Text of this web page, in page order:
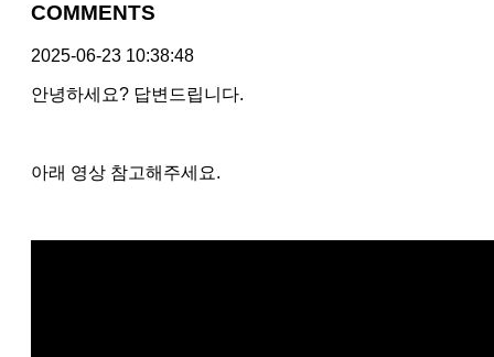
COMMENTS
2025-06-23 10:38:48
안녕하세요? 답변드립니다.
아래 영상 참고해주세요.